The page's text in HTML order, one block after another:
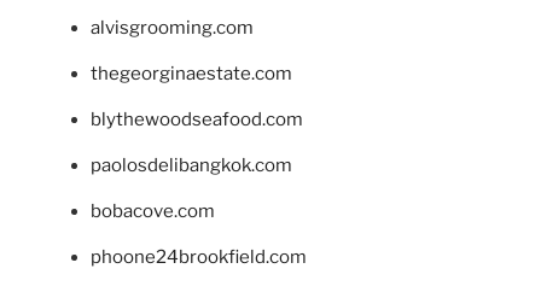
alvisgrooming.com
thegeorginaestate.com
blythewoodseafood.com
paolosdelibangkok.com
bobacove.com
phoone24brookfield.com